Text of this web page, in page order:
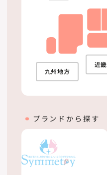
近
九州地方
ブランドから探す